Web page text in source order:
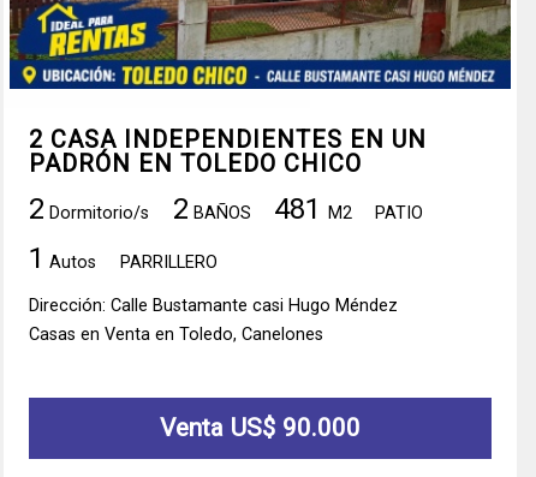
2 CASA INDEPENDIENTES EN UN
PADRÓN EN TOLEDO CHICO
2 Dormitorio/s 2 BAÑOS 481 M2 PATIO
1 Autos PARRILLERO
Dirección: Calle Bustamante casi Hugo Méndez
Casas en Venta en Toledo, Canelones
Venta US$ 90.000